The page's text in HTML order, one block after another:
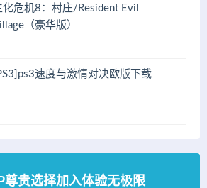
化危机8：村庄/Resident Evil
（豪华版）
速度与激情对决欧版下载
尊贵选择加入体验无极限